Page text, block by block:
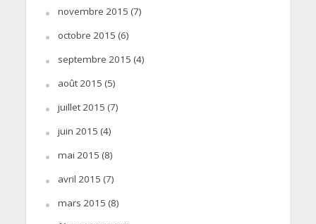
novembre 2015 (7)
octobre 2015 (6)
septembre 2015 (4)
août 2015 (5)
juillet 2015 (7)
juin 2015 (4)
mai 2015 (8)
avril 2015 (7)
mars 2015 (8)